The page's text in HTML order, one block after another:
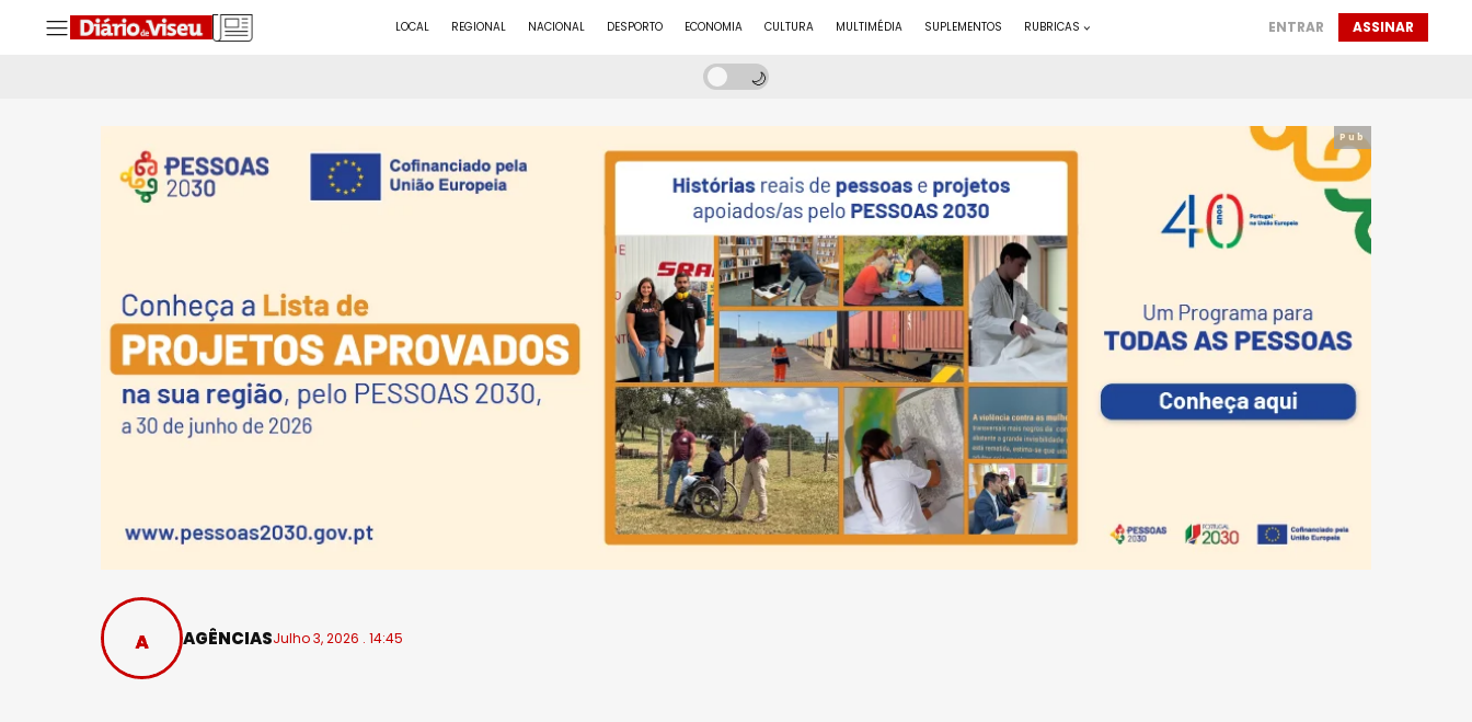
LOCAL REGIONAL NACIONAL DESPORTO ECONOMIA CULTURA MULTIMÉDIA SUPLEMENTOS RUBRICAS ENTRAR ASSINAR
Pub
AGÊNCIASJulho 3, 2026 . 14:45